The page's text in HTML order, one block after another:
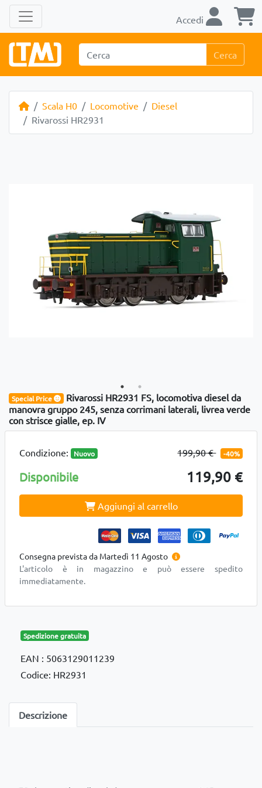
Accedi
Cerca
Scala H0 Locomotive
Diesel
Rivarossi HR2931
Special Price
Rivarossi HR2931 FS, locomotiva diesel da
manovra gruppo 245, senza corrimani laterali, livrea verde
con strisce gialle, ep. IV
Condizione: Nuovo 199,90 € -40%
Disponibile 119,90 €
Aggiungi al carrello
Consegna prevista da Martedì 11 Agosto
L'articolo è in magazzino e può essere spedito
immediatamente.
Spedizione gratuita
EAN : 5063129011239
Codice: HR2931
Descrizione